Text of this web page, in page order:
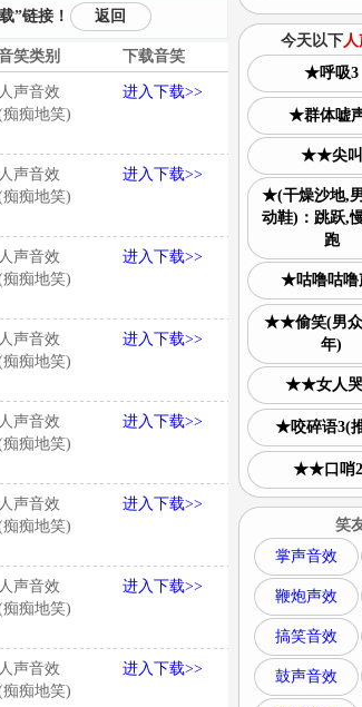
”链接！ 返回
笑类别 下载音笑
人声音效
痴痴地笑)
进入下载>>
人声音效
痴痴地笑)
进入下载>>
人声音效
痴痴地笑)
进入下载>>
人声音效
痴痴地笑)
进入下载>>
人声音效
痴痴地笑)
进入下载>>
人声音效
痴痴地笑)
进入下载>>
人声音效
痴痴地笑)
进入下载>>
人声音效
痴痴地笑)
进入下载>>
今天以下人
★呼吸3
★群体嘘
★★尖叫
★(干燥沙地,
动鞋)：跳跃,
跑
★咕噜咕噜
★★偷笑(男
年)
★★女人
★咬碎语3(
★★口哨
笑
掌声音效
鞭炮声效
搞笑音效
鼓声音效